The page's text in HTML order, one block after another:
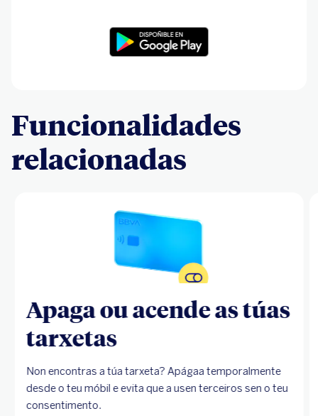
Funcionalidades
relacionadas
Apaga ou acende as túas
tarxetas
Non encontras a túa tarxeta? Apágaa temporalmente
desde o teu móbil e evita que a usen terceiros sen o teu
consentimento.